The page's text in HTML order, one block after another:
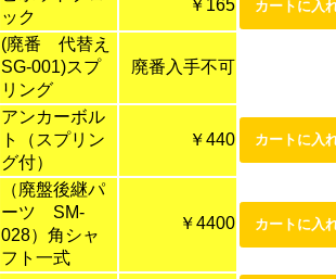
ック
￥165
(廃番 代替え
SG-001)スプ
リング
廃番入手不可
アンカーボル
ト（スプリン
グ付）
￥440
（廃盤後継パ
ーツ SM-
028）角シャ
フト一式
￥4400